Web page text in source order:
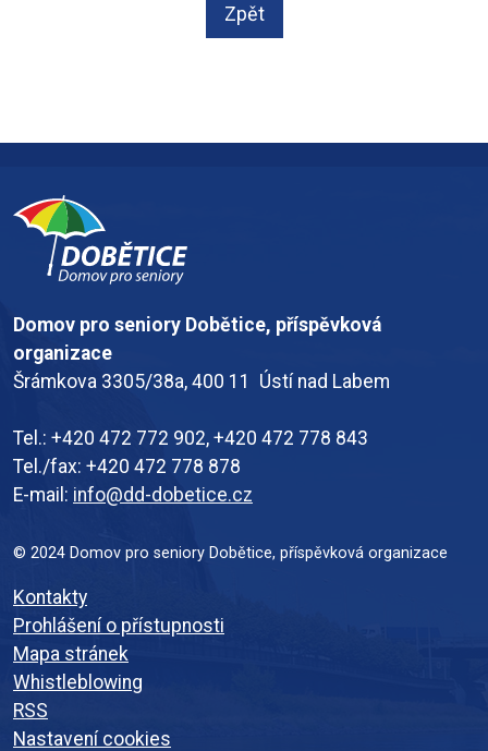
Zpět
Domov pro seniory Dobětice, příspěvková
organizace
Šrámkova 3305/38a, 400 11 Ústí nad Labem
Tel.: +420 472 772 902, +420 472 778 843
Tel./fax: +420 472 778 878
E-mail: info@dd-dobetice.cz
© 2024 Domov pro seniory Dobětice, příspěvková organizace
Kontakty
Prohlášení o přístupnosti
Mapa stránek
Whistleblowing
RSS
Nastavení cookies